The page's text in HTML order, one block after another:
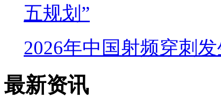
五规划”
2026年中国射频穿刺
最新资讯